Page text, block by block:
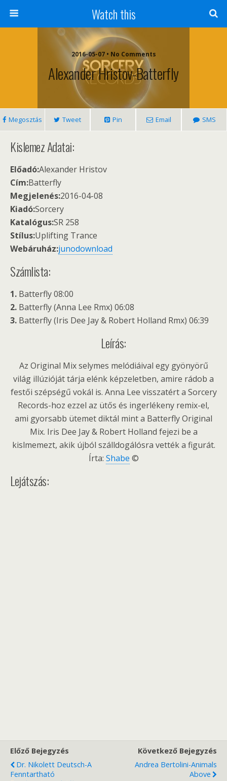
Watch this
2016-05-07 • No Comments
Alexander Hristov-Batterfly
Megosztás Tweet Pin Email SMS
Kislemez Adatai:
Előadó:Alexander Hristov
Cím:Batterfly
Megjelenés:2016-04-08
Kiadó:Sorcery
Katalógus:SR 258
Stílus:Uplifting Trance
Webáruház:junodownload
Számlista:
1. Batterfly 08:00
2. Batterfly (Anna Lee Rmx) 06:08
3. Batterfly (Iris Dee Jay & Robert Holland Rmx) 06:39
Leírás:
Az Original Mix selymes melódiáival egy gyönyörű
világ illúzióját tárja elénk képzeletben, amire rádob a
festői szépségű vokál is. Anna Lee visszatért a Sorcery
Records-hoz ezzel az ütős és ingerlékeny remix-el,
ami gyorsabb ütemet diktál mint a Batterfly Original
Mix. Iris Dee Jay & Robert Holland fejezi be a
kislmemezt, akik újból szálldogálósra vették a figurát.
Írta: Shabe ©
Lejátszás:
Előző Bejegyzés
Dr. Nikolett Deutsch-A
Fenntartható
Következő Bejegyzés
Andrea Bertolini-Animals
Above